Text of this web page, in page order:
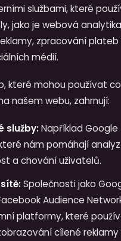
službami, které
jako je webová
zpracování plateb
médií.
které mohou používat
našem webu, zahrnují:
služby:Například Google
nám pomáhají
a chování uživatelů.
Společnosti jako
Audience
platformy, které
cílené reklamy